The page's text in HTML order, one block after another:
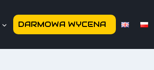
DARMOWA WYCENA